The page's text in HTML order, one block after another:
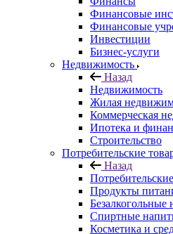
Финансовые
Финансовые
Инвестиции
Бизнес-услуги
Недвижимость
Назад
Недвижимость
Жилая
Коммерческая
Ипотека и
Строительство
Потребительские
Назад
Продукты
Безалкогольные
Спиртные
Косметика и